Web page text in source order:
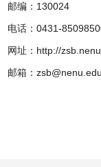
邮编：130024
电话：0431-
网址：http://
邮箱：